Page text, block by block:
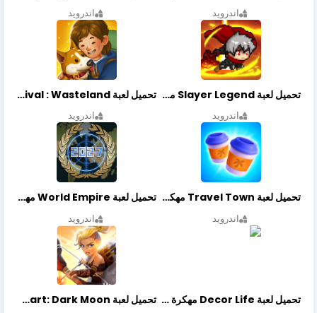
اندرويد اندرويد
تحميل لعبة Slayer Legend مهكرة أخر إصدار
اندرويد
تحميل لعبة Merge Survival : Wasteland مهكرة أخر إصدار
اندرويد
تحميل لعبة Travel Town مهكرة أخر إصدار
اندرويد
تحميل لعبة World Empire مهكرة أخر إصدار
اندرويد
تحميل لعبة Decor Life مهكرة أخر إصدار تحميل لعبة Lionheart: Dark Moon مهكرة أخر إصدار